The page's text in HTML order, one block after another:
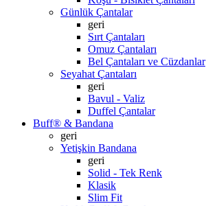
Günlük Çantalar
geri
Sırt Çantaları
Omuz Çantaları
Bel Çantaları ve Cüzdanlar
Seyahat Çantaları
geri
Bavul - Valiz
Duffel Çantalar
Buff® & Bandana
geri
Yetişkin Bandana
geri
Solid - Tek Renk
Klasik
Slim Fit